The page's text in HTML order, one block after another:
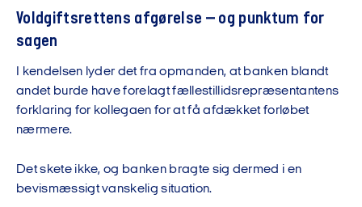
Voldgiftsrettens afgørelse – og punktum for
sagen
I kendelsen lyder det fra opmanden, at banken blandt
andet burde have forelagt fællestillidsrepræsentantens
forklaring for kollegaen for at få afdækket forløbet
nærmere.
Det skete ikke, og banken bragte sig dermed i en
bevismæssigt vanskelig situation.